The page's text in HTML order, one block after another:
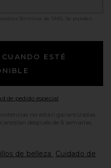
Términos de SMS
. Se pueden
ESTÉ
de pedido especial
no están garantizadas.
después de 6 semanas.
de belleza
Cuidado de